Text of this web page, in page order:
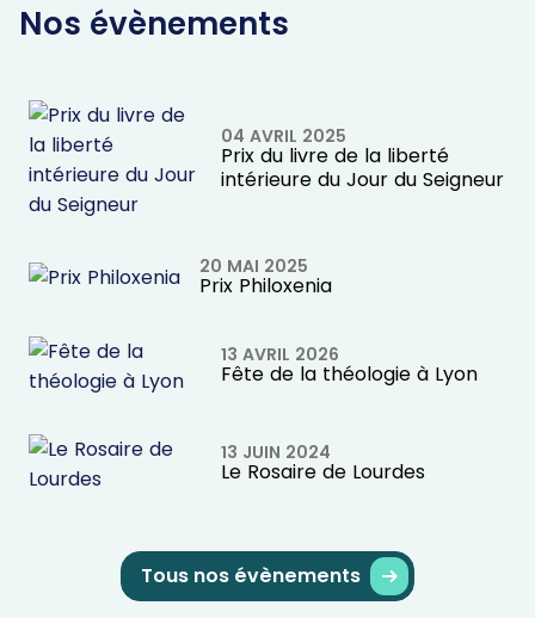
Nos évènements
04 AVRIL 2025
Prix du livre de la liberté
intérieure du Jour du Seigneur
20 MAI 2025
Prix Philoxenia
13 AVRIL 2026
Fête de la théologie à Lyon
13 JUIN 2024
Le Rosaire de Lourdes
Tous nos évènements